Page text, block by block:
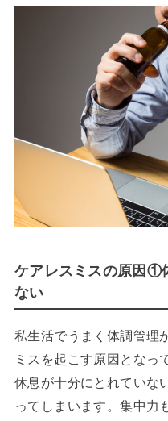
ケアレスミスの原因①
ない
私生活でうまく体調管理
ミスを起こす原因となっ
休息が十分にとれていな
ってしまいます。集中力